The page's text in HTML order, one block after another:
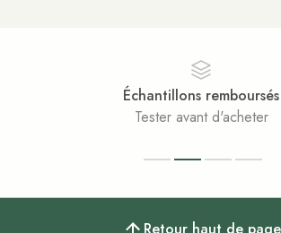
remboursés